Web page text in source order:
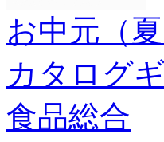
お中元（夏
カタログ
食品総合